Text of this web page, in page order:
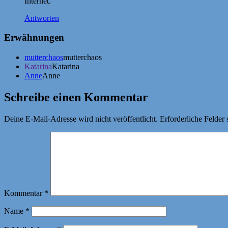
Antworten
Erwähnungen
mutterchaosmutterchaos
KatarinaKatarina
AnneAnne
Schreibe einen Kommentar
Deine E-Mail-Adresse wird nicht veröffentlicht. Erforderliche Felder
Kommentar *
Name *